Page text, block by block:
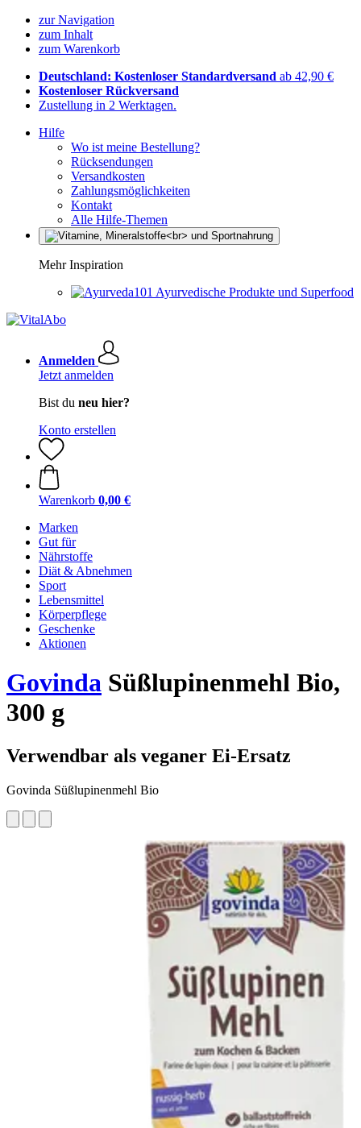
zur Navigation
zum Inhalt
zum Warenkorb
Deutschland: Kostenloser Standardversand ab 42,90 €
Kostenloser Rückversand
Zustellung in 2 Werktagen.
Hilfe
Wo ist meine Bestellung?
Rücksendungen
Versandkosten
Zahlungsmöglichkeiten
Kontakt
Alle Hilfe-Themen
Mehr Inspiration
Ayurvedische Produkte und Superfood
Anmelden
Jetzt anmelden
Bist du neu hier?
Konto erstellen
Warenkorb 0,00 €
Marken
Gut für
Nährstoffe
Diät & Abnehmen
Sport
Lebensmittel
Körperpflege
Geschenke
Aktionen
Govinda Süßlupinenmehl Bio,
300 g
Verwendbar als veganer Ei-Ersatz
Govinda Süßlupinenmehl Bio